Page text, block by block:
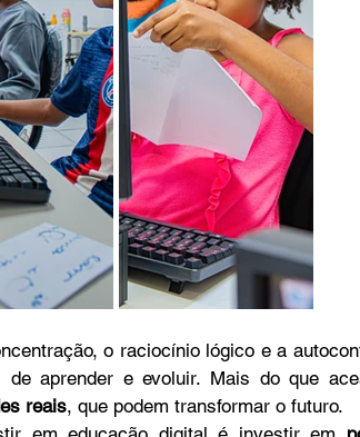
o raciocínio lógico e a
aprender e evoluir. Mais do que
reais, que podem transformar o futuro.